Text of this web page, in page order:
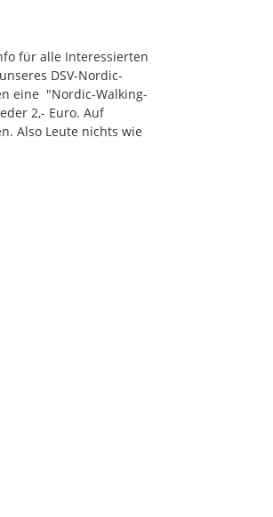
für alle Interessierten
DSV-Nordic-
eine "Nordic-Walking-
2,- Euro. Auf
Also Leute nichts wie